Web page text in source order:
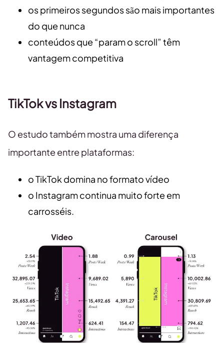
os primeiros segundos são mais importantes
do que nunca
conteúdos que “param o scroll” têm
vantagem competitiva
TikTok vs Instagram
O estudo também mostra uma diferença
importante entre plataformas:
o TikTok domina no formato vídeo
o Instagram continua muito forte em
carrosséis.